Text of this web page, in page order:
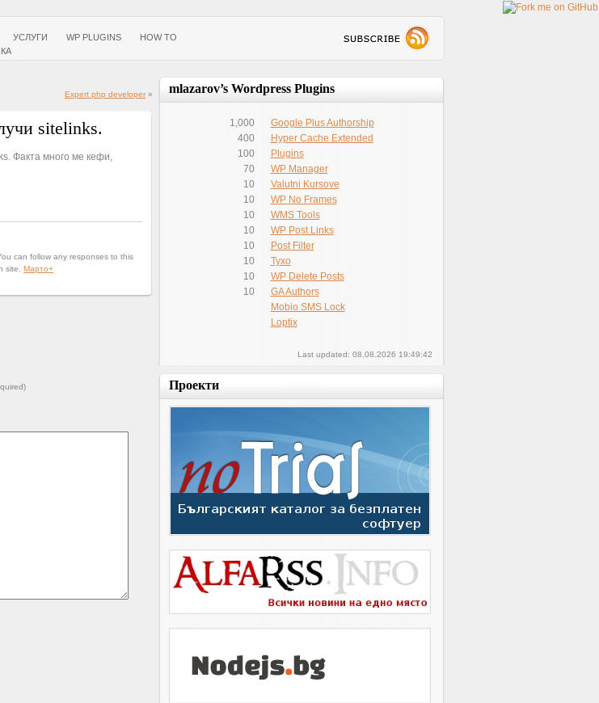
УСЛУГИ WP PLUGINS
HOW TO
Expert php developer»
sitelinks.
Факта много ме кефи,
can follow any responses to this
site. Марто+
mlazarov’s Wordpress Plugins
1,000
Google Plus Authorship
400
Hyper Cache Extended
100
Plugins
70
WP Manager
10
Valutni Kursove
10
WP No Frames
10
WMS Tools
10
WP Post Links
10
Post Filter
10
Tyxo
10
WP Delete Posts
10
GA Authors
Mobio SMS Lock
Loptix
Last updated: 08.08.2026 19:49:42
Проекти